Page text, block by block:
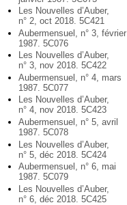
Les Nouvelles d’Auber,
n° 2, oct 2018. 5C421
Aubermensuel, n° 3, février
1987. 5C076
Les Nouvelles d’Auber,
n° 3, nov 2018. 5C422
Aubermensuel, n° 4, mars
1987. 5C077
Les Nouvelles d’Auber,
n° 4, nov 2018. 5C423
Aubermensuel, n° 5, avril
1987. 5C078
Les Nouvelles d’Auber,
n° 5, déc 2018. 5C424
Aubermensuel, n° 6, mai
1987. 5C079
Les Nouvelles d’Auber,
n° 6, déc 2018. 5C425